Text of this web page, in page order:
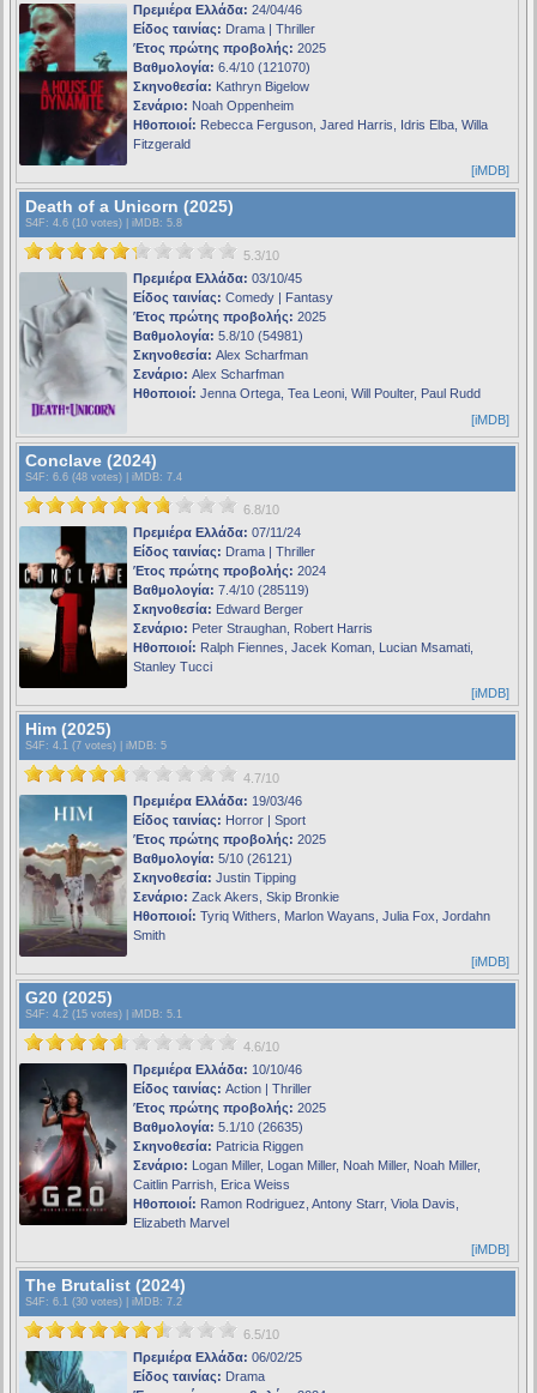
Πρεμιέρα Ελλάδα: 24/04/46
Είδος ταινίας: Drama | Thriller
Έτος πρώτης προβολής: 2025
Βαθμολογία: 6.4/10 (121070)
Σκηνοθεσία: Kathryn Bigelow
Σενάριο: Noah Oppenheim
Ηθοποιοί: Rebecca Ferguson, Jared Harris, Idris Elba, Willa
Fitzgerald
[iMDB]
Death of a Unicorn (2025)
S4F : 4.6 (10 votes) | iMDB: 5.8
5.3/10
Πρεμιέρα Ελλάδα: 03/10/45
Είδος ταινίας: Comedy | Fantasy
Έτος πρώτης προβολής: 2025
Βαθμολογία: 5.8/10 (54981)
Σκηνοθεσία: Alex Scharfman
Σενάριο: Alex Scharfman
Ηθοποιοί: Jenna Ortega, Tea Leoni, Will Poulter, Paul Rudd
[iMDB]
Conclave (2024)
S4F : 6.6 (48 votes) | iMDB: 7.4
6.8/10
Πρεμιέρα Ελλάδα: 07/11/24
Είδος ταινίας: Drama | Thriller
Έτος πρώτης προβολής: 2024
Βαθμολογία: 7.4/10 (285119)
Σκηνοθεσία: Edward Berger
Σενάριο: Peter Straughan, Robert Harris
Ηθοποιοί: Ralph Fiennes, Jacek Koman, Lucian Msamati,
Stanley Tucci
[iMDB]
Him (2025)
S4F : 4.1 (7 votes) | iMDB: 5
4.7/10
Πρεμιέρα Ελλάδα: 19/03/46
Είδος ταινίας: Horror | Sport
Έτος πρώτης προβολής: 2025
Βαθμολογία: 5/10 (26121)
Σκηνοθεσία: Justin Tipping
Σενάριο: Zack Akers, Skip Bronkie
Ηθοποιοί: Tyriq Withers, Marlon Wayans, Julia Fox, Jordahn
Smith
[iMDB]
G20 (2025)
S4F : 4.2 (15 votes) | iMDB: 5.1
4.6/10
Πρεμιέρα Ελλάδα: 10/10/46
Είδος ταινίας: Action | Thriller
Έτος πρώτης προβολής: 2025
Βαθμολογία: 5.1/10 (26635)
Σκηνοθεσία: Patricia Riggen
Σενάριο: Logan Miller, Logan Miller, Noah Miller, Noah Miller,
Caitlin Parrish, Erica Weiss
Ηθοποιοί: Ramon Rodriguez, Antony Starr, Viola Davis,
Elizabeth Marvel
[iMDB]
The Brutalist (2024)
S4F : 6.1 (30 votes) | iMDB: 7.2
6.5/10
Πρεμιέρα Ελλάδα: 06/02/25
Είδος ταινίας: Drama